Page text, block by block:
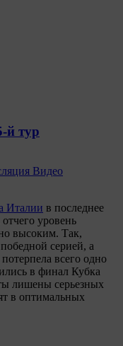
й тур
Видео
Италии в последнее
уровень
высоким. Так,
серией, а
всего одно
в финал Кубка
лишены серьезных
в оптимальных